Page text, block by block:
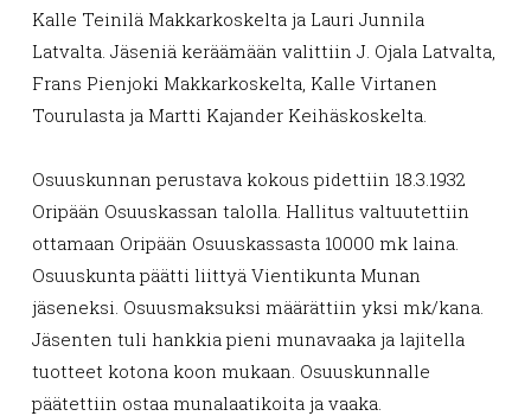
Kalle Teinilä Makkarkoskelta ja Lauri Junnila
Latvalta. Jäseniä keräämään valittiin J. Ojala Latvalta,
Frans Pienjoki Makkarkoskelta, Kalle Virtanen
Tourulasta ja Martti Kajander Keihäskoskelta.
Osuuskunnan perustava kokous pidettiin 18.3.1932
Oripään Osuuskassan talolla. Hallitus valtuutettiin
ottamaan Oripään Osuuskassasta 10000 mk laina.
Osuuskunta päätti liittyä Vientikunta Munan
jäseneksi. Osuusmaksuksi määrättiin yksi mk/kana.
Jäsenten tuli hankkia pieni munavaaka ja lajitella
tuotteet kotona koon mukaan. Osuuskunnalle
päätettiin ostaa munalaatikoita ja vaaka.